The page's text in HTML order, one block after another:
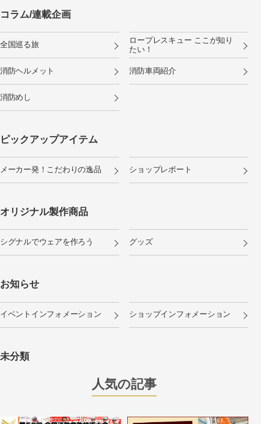
コラム/連載企画
全国巡る旅
ロープレスキュー ここが知り
たい！
消防ヘルメット 消防車両紹介
消防めし
ピックアップアイテム
メーカー発！こだわりの逸品 ショップレポート
オリジナル製作商品
シグナルでウェアを作ろう グッズ
お知らせ
イベントインフォメーション ショップインフォメーション
未分類
人気の記事